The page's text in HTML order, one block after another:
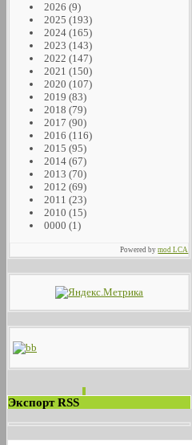
2026 (9)
2025 (193)
2024 (165)
2023 (143)
2022 (147)
2021 (150)
2020 (107)
2019 (83)
2018 (79)
2017 (90)
2016 (116)
2015 (95)
2014 (67)
2013 (70)
2012 (69)
2011 (23)
2010 (15)
0000 (1)
Powered bymod LCA
Экспорт RSS